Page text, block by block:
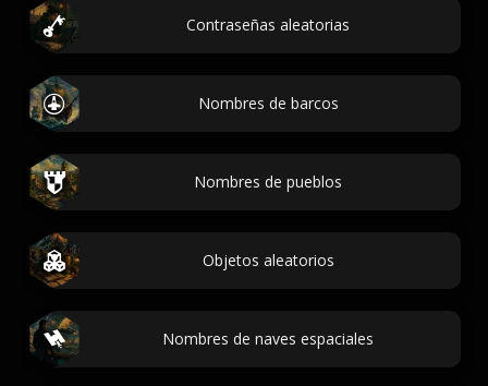
Contraseñas aleatorias
Nombres de barcos
Nombres de pueblos
Objetos aleatorios
Nombres de naves espaciales